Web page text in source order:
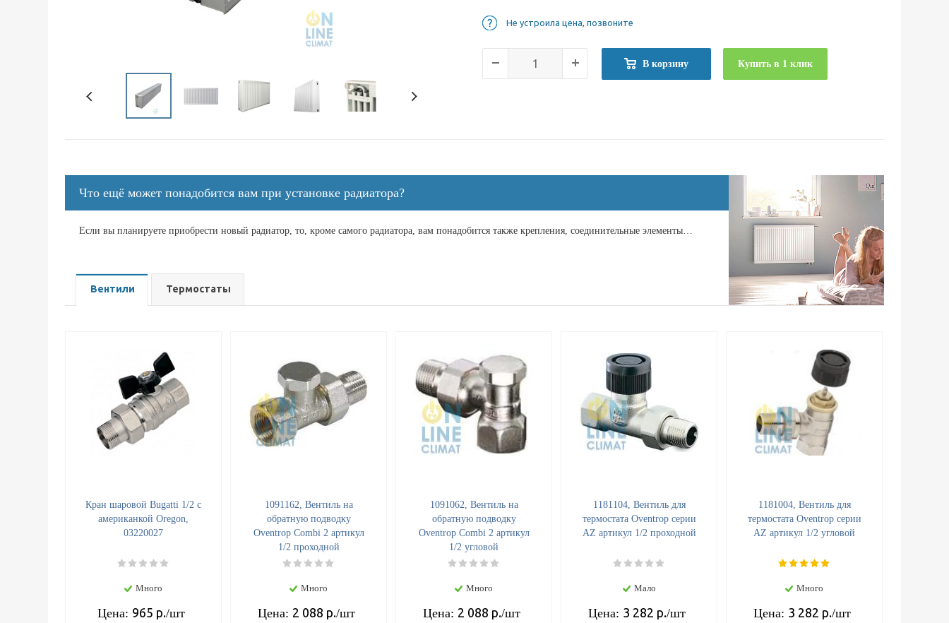
Не устроила цена, позвоните
В корзину Купить в 1 клик
Что ещё может понадобится вам при установке радиатора?
Если вы планируете приобрести новый радиатор, то, кроме самого радиатора, вам понадобится также крепления, соединительные элементы…
Вентили Термостаты
Кран шаровой Bugatti 1/2 с
американкой Oregon,
03220027
Много
Цена: 965 р./шт
1091162, Вентиль на
обратную подводку
Oventrop Combi 2 артикул
1/2 проходной
Много
Цена: 2 088 р./шт
1091062, Вентиль на
обратную подводку
Oventrop Combi 2 артикул
1/2 угловой
Много
Цена: 2 088 р./шт
1181104, Вентиль для
термостата Oventrop серии
АZ артикул 1/2 проходной
Мало
Цена: 3 282 р./шт
1181004, Вентиль для
термостата Oventrop серии
АZ артикул 1/2 угловой
Много
Цена: 3 282 р./шт